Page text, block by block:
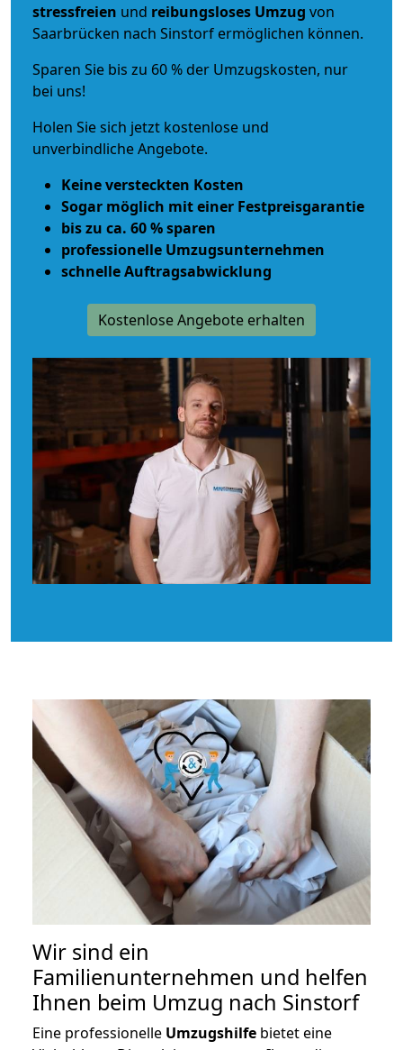
stressfreien und reibungsloses Umzug von
Saarbrücken nach Sinstorf ermöglichen können.
Sparen Sie bis zu 60 % der Umzugskosten, nur
bei uns!
Holen Sie sich jetzt kostenlose und
unverbindliche Angebote.
Keine versteckten Kosten
Sogar möglich mit einer Festpreisgarantie
bis zu ca. 60 % sparen
professionelle Umzugsunternehmen
schnelle Auftragsabwicklung
Kostenlose Angebote erhalten
Wir sind ein
Familienunternehmen und helfen
Ihnen beim Umzug nach Sinstorf
Eine professionelle Umzugshilfe bietet eine